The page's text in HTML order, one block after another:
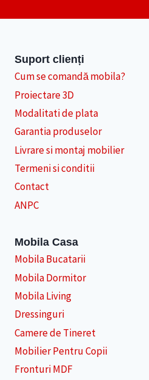
Suport clienți
Cum se comandă mobila?
Proiectare 3D
Modalitati de plata
Garantia produselor
Livrare si montaj mobilier
Termeni si conditii
Contact
ANPC
Mobila Casa
Mobila Bucatarii
Mobila Dormitor
Mobila Living
Dressinguri
Camere de Tineret
Mobilier Pentru Copii
Fronturi MDF